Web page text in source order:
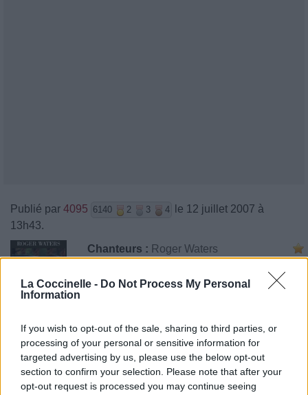
La Coccinelle - Do Not Process My Personal
Information
If you wish to opt-out of the sale, sharing to third parties, or
processing of your personal or sensitive information for
targeted advertising by us, please use the below opt-out
section to confirm your selection. Please note that after your
opt-out request is processed you may continue seeing
Publié par 4095 6140 2 3 4
le 12 juillet 2007 à
13h43.
Chanteurs : Roger Waters
Paroles + Traduction Téléchargement
Vidéos
Commentaires